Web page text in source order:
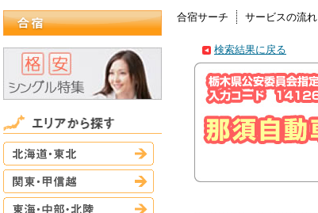
北海道・東北
関東・甲信越
合宿サーチ サービスの流れ
検索結果に戻る